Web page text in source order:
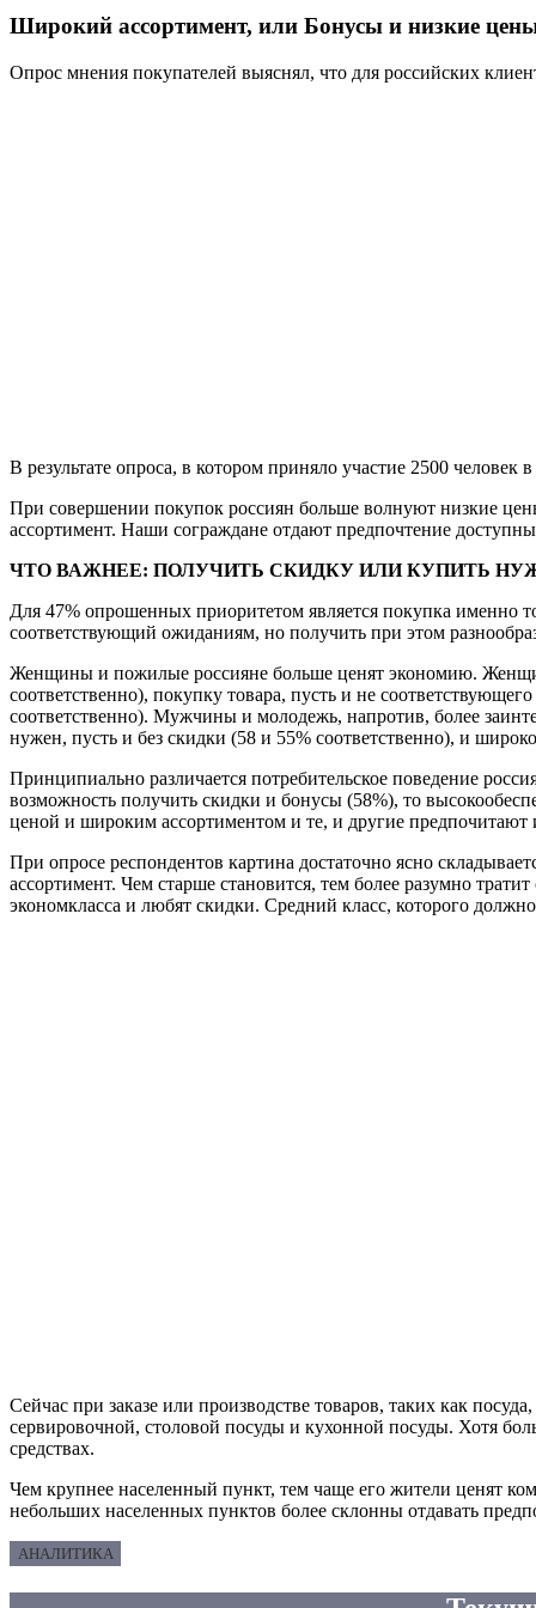
Широкий ассортимент, или Бонусы и низкие
Опрос мнения покупателей выяснял, что для российских
В результате опроса, в котором приняло участие 2500
При совершении покупок россиян больше волнуют низкие
ассортимент. Наши сограждане отдают предпочтение
ЧТО ВАЖНЕЕ: ПОЛУЧИТЬ СКИДКУ ИЛИ КУПИТЬ
Для 47% опрошенных приоритетом является покупка именно
соответствующий ожиданиям, но получить при этом
Женщины и пожилые россияне больше ценят экономию.
соответственно), покупку товара, пусть и не
соответственно). Мужчины и молодежь, напротив, более
нужен, пусть и без скидки (58 и 55% соответственно), и
Принципиально различается потребительское поведение
возможность получить скидки и бонусы (58%), то
ценой и широким ассортиментом и те, и другие предпочитают
При опросе респондентов картина достаточно ясно
ассортимент. Чем старше становится, тем более разумно
экономкласса и любят скидки. Средний класс, которого
Сейчас при заказе или производстве товаров, таких как
сервировочной, столовой посуды и кухонной посуды. Хотя
средствах.
Чем крупнее населенный пункт, тем чаще его жители ценят
небольших населенных пунктов более склонны отдавать
АНАЛИТИКА